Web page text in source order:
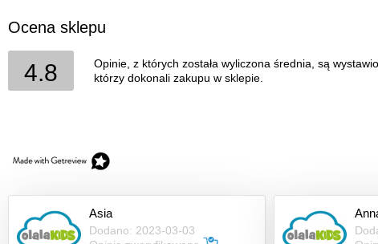
Ocena sklepu
4.8
Opinie, z których została wyliczona średnia, są
którzy dokonali zakupu w sklepie.
Asia
Dodano: 2023-03-03